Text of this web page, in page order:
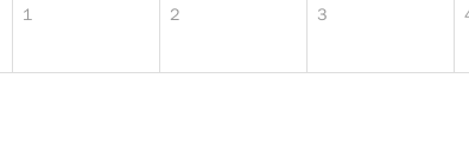
1 2 3